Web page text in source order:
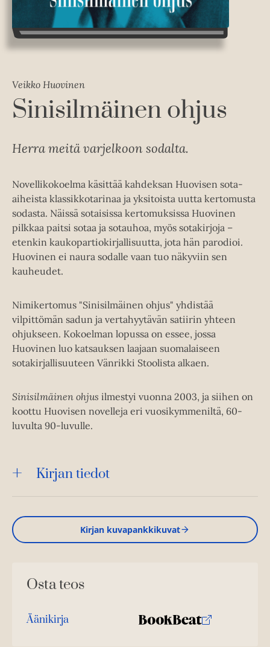
Veikko Huovinen
Sinisilmäinen ohjus
Herra meitä varjelkoon sodalta.
Novellikokoelma käsittää kahdeksan Huovisen sota-
aiheista klassikkotarinaa ja yksitoista uutta kertomusta
sodasta. Näissä sotaisissa kertomuksissa Huovinen
pilkkaa paitsi sotaa ja sotauhoa, myös sotakirjoja –
etenkin kaukopartiokirjallisuutta, jota hän parodioi.
Huovinen ei naura sodalle vaan tuo näkyviin sen
kauheudet.
Nimikertomus "Sinisilmäinen ohjus" yhdistää
vilpittömän sadun ja vertahyytävän satiirin yhteen
ohjukseen. Kokoelman lopussa on essee, jossa
Huovinen luo katsauksen laajaan suomalaiseen
sotakirjallisuuteen Vänrikki Stoolista alkaen.
Sinisilmäinen ohjus ilmestyi vuonna 2003, ja siihen on
koottu Huovisen novelleja eri vuosikymmeniltä, 60-
luvulta 90-luvulle.
Kirjan tiedot
Kirjan kuvapankkikuvat
Osta teos
K
Äänikirja
B